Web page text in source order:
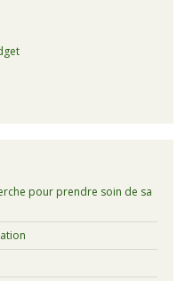
pour prendre soin de sa